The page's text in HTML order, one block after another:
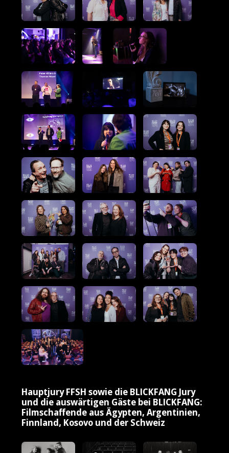
Hauptjury FFSH sowie die BLICKFANG Jury
und die auswärtigen Gäste bei BLICKFANG:
Filmschaffende aus Ägypten, Argentinien,
Finnland, Kosovo und der Schweiz